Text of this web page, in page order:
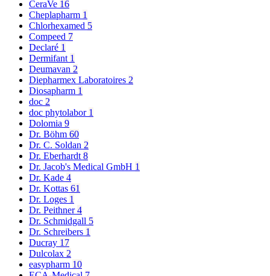
CeraVe 16
Cheplapharm 1
Chlorhexamed 5
Compeed 7
Declaré 1
Dermifant 1
Deumavan 2
Diepharmex Laboratoires 2
Diosapharm 1
doc 2
doc phytolabor 1
Dolomia 9
Dr. Böhm 60
Dr. C. Soldan 2
Dr. Eberhardt 8
Dr. Jacob's Medical GmbH 1
Dr. Kade 4
Dr. Kottas 61
Dr. Loges 1
Dr. Peithner4
Dr. Schmidgall 5
Dr. Schreibers 1
Ducray 17
Dulcolax 2
easypharm 10